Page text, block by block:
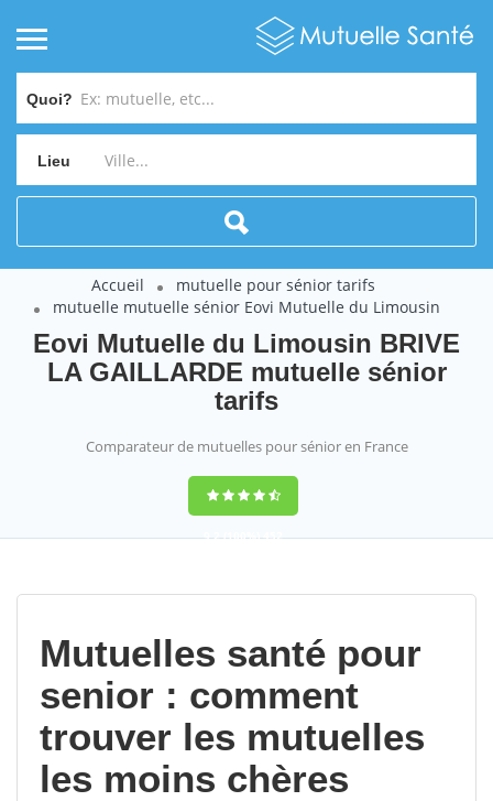
Quoi?
Lieu
Accueil
mutuelle pour sénior tarifs
mutuelle mutuelle sénior Eovi Mutuelle du Limousin
Eovi Mutuelle du Limousin BRIVE
LA GAILLARDE mutuelle sénior
tarifs
Comparateur de mutuelles pour sénior en France
9,2(100%)452
Mutuelles santé pour
senior : comment
trouver les mutuelles
les moins chères